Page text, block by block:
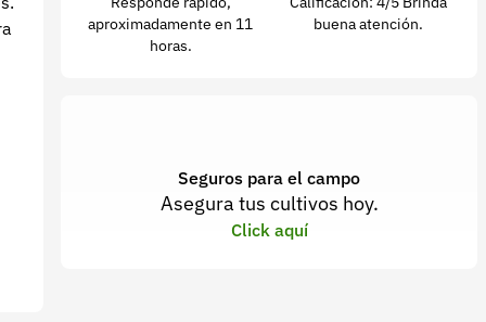
aproximadamente en 11
horas.
buena atención.
Seguros para el campo
Asegura tus cultivos hoy.
Click aquí